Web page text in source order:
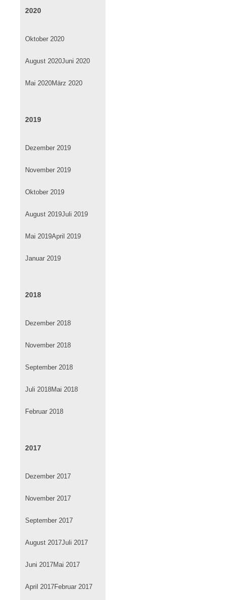
2020
Oktober 2020
August 2020Juni 2020
Mai 2020März 2020
2019
Dezember 2019
November 2019
Oktober 2019
August 2019Juli 2019
Mai 2019April 2019
Januar 2019
2018
Dezember 2018
November 2018
September 2018
Juli 2018Mai 2018
Februar 2018
2017
Dezember 2017
November 2017
September 2017
August 2017Juli 2017
Juni 2017Mai 2017
April 2017Februar 2017